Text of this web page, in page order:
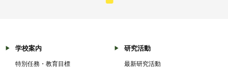
学校案内
特別任務・教育目標
研究活動
最新研究活動